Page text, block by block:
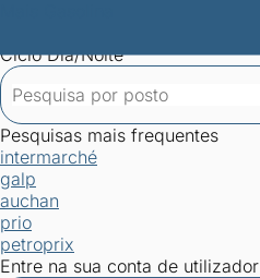
Ciclo Dia/Noite
Pesquisas mais frequentes
intermarché
galp
auchan
prio
petroprix
Entre na sua conta de utilizador